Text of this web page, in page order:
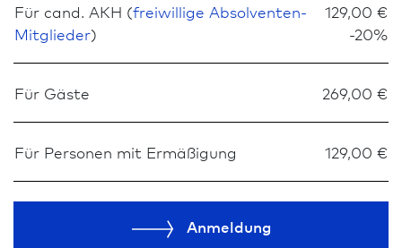
Für cand. AKH (freiwillige Absolventen-
Mitglieder)
129,00 €
-20%
Für Gäste 269,00 €
Für Personen mit Ermäßigung 129,00 €
Anmeldung